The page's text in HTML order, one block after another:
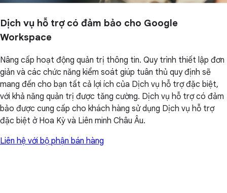
Dịch vụ hỗ trợ có đảm bảo cho Google
Workspace
Nâng cấp hoạt động quản trị thông tin. Quy trình thiết lập đơn
giản và các chức năng kiểm soát giúp tuân thủ quy định sẽ
mang đến cho bạn tất cả lợi ích của Dịch vụ hỗ trợ đặc biệt,
với khả năng quản trị được tăng cường. Dịch vụ hỗ trợ có đảm
bảo được cung cấp cho khách hàng sử dụng Dịch vụ hỗ trợ
đặc biệt ở Hoa Kỳ và Liên minh Châu Âu.
Liên hệ với bộ phận bán hàng